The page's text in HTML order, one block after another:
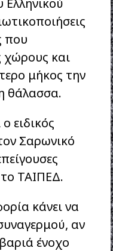
που
χώρους και
μήκος την
θάλασσα.
ειδικός
Σαρωνικό
το ΤΑΙΠΕΔ.
κάνει να
αν
ένοχο